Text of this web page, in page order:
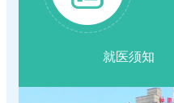
单位和价格的公示
关于新增干眼熏蒸治
关于新增（修订）医
正规的网赌网站2026
（专科）耐磨环保地
暑假换"新颜"|学生专
就医须知